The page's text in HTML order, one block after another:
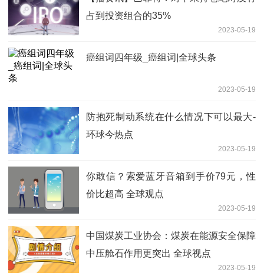
占到投资组合的35%
2023-05-19
癌组词四年级_癌组词|全球头条
2023-05-19
防抱死制动系统在什么情况下可以最大-
环球今热点
2023-05-19
你敢信？索爱蓝牙音箱到手价79元，性
价比超高 全球观点
2023-05-19
中国煤炭工业协会：煤炭在能源安全保障
中压舱石作用更突出 全球视点
2023-05-19